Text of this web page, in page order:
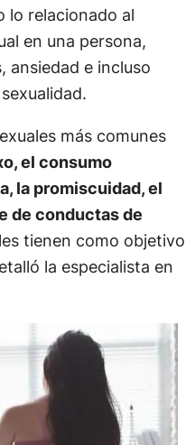
lo relacionado al
en una persona,
ansiedad e incluso
más comunes
el consumo
la promiscuidad, el
de conductas de
tienen como objetivo
la especialista en